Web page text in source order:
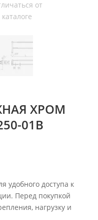
ХРОМ
01B
удобного доступа к
Перед покупкой
нагрузку и